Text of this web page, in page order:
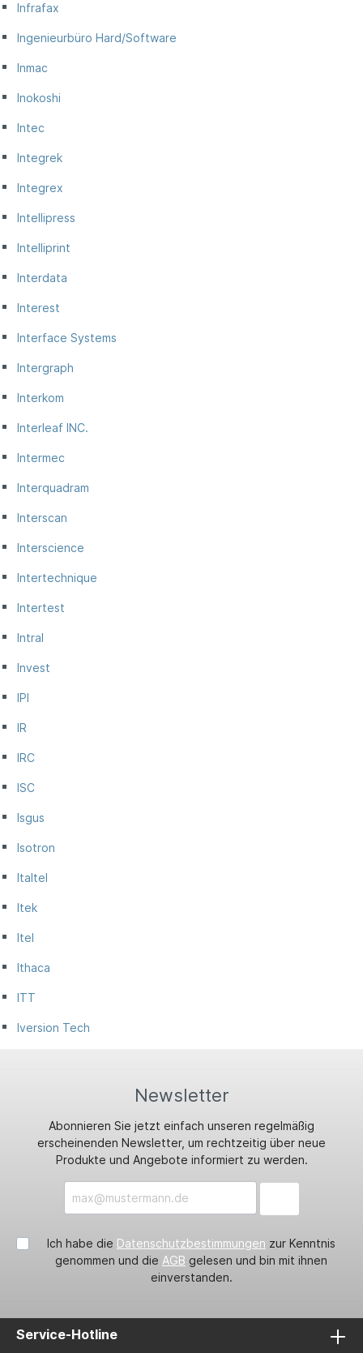
Infrafax
Ingenieurbüro Hard/Software
Inmac
Inokoshi
Intec
Integrek
Integrex
Intellipress
Intelliprint
Interdata
Interest
Interface Systems
Intergraph
Interkom
Interleaf INC.
Intermec
Interquadram
Interscan
Interscience
Intertechnique
Intertest
Intral
Invest
IPI
IR
IRC
ISC
Isgus
Isotron
Italtel
Itek
Itel
Ithaca
ITT
Iversion Tech
Newsletter
Abonnieren Sie jetzt einfach unseren regelmäßig
erscheinenden Newsletter, um rechtzeitig über neue
Produkte und Angebote informiert zu werden.
Ich habe die Datenschutzbestimmungen zur Kenntnis
genommen und die AGB gelesen und bin mit ihnen
einverstanden.
Service-Hotline